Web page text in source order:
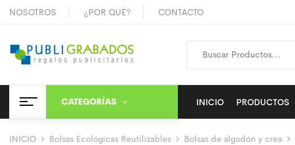
NOSOTROS ¿POR QUÉ? CONTACTO
CATEGORÍAS INICIO PRODUCTOS
INICIO Bolsas Ecológicas Reutilizables Bolsas de algodón y crea